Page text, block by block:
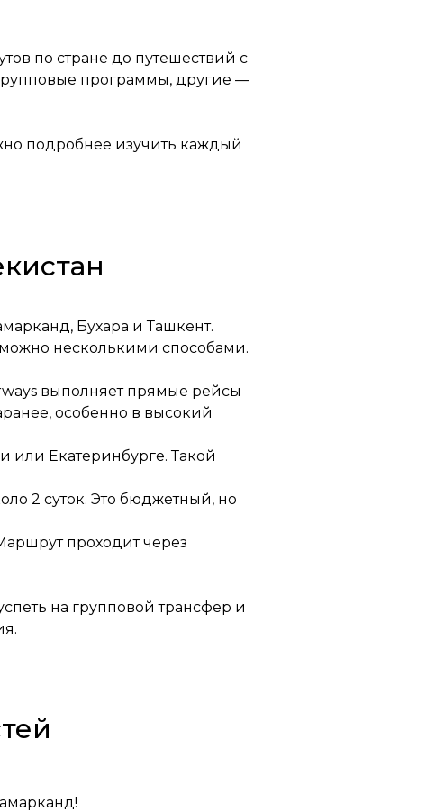
по стране до путешествий с
программы, другие —
подробнее изучить каждый
Бухара и Ташкент.
несколькими способами.
выполняет прямые рейсы
особенно в высокий
или Екатеринбурге. Такой
2 суток. Это бюджетный, но
проходит через
на групповой трансфер и